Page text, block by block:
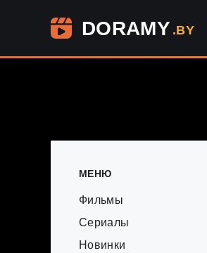
DORAMY .BY
МЕНЮ
Фильмы
Сериалы
Новинки